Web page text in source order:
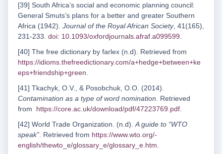
[39] South Africa’s social and economic planning council:
General Smuts’s plans for a better and greater Southern
Africa (1942). Journal of the Royal African Society, 41(165),
231-233. doi: 10.1093/oxfordjournals.afraf.a099599.
[40] The free dictionary by farlex (n.d). Retrieved from
https://idioms.thefreedictionary.com/a+hedge+between+ke
eps+friendship+green.
[41] Tkachyk, O.V., & Posobchuk, O.O. (2014).
Contamination as a type of word nomination. Retrieved
from https://core.ac.uk/download/pdf/47223769.pdf.
[42] World Trade Organization. (n.d).A guide to “WTO
speak”. Retrieved from https://www.wto.org/-
english/thewto_e/glossary_e/glossary_e.htm.